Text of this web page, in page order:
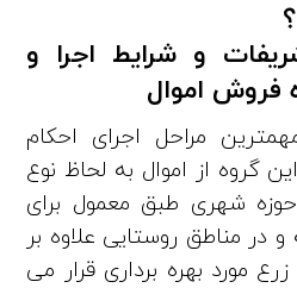
و شرایط اجرا و
فروش اموال
مراحل اجرای احکام
گروه از اموال به لحاظ نوع
شهری طبق معمول برای
مناطق روستایی علاوه بر
مورد بهره‌ برداری قرار می‌